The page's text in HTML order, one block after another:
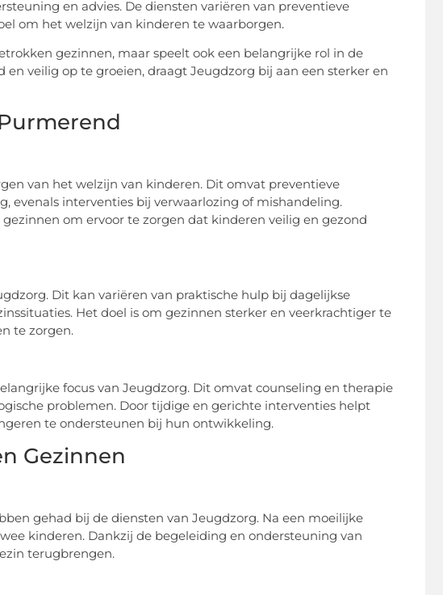
en advies. De diensten variëren van preventieve
om het welzijn van kinderen te waarborgen.
gezinnen, maar speelt ook een belangrijke rol in de
veilig op te groeien, draagt Jeugdzorg bij aan een sterker en
van het welzijn van kinderen. Dit omvat preventieve
evenals interventies bij verwaarlozing of mishandeling.
om ervoor te zorgen dat kinderen veilig en gezond
Dit kan variëren van praktische hulp bij dagelijkse
Het doel is om gezinnen sterker en veerkrachtiger te
te zorgen.
focus van Jeugdzorg. Dit omvat counseling en therapie
problemen. Door tijdige en gerichte interventies helpt
te ondersteunen bij hun ontwikkeling.
Gezinnen
gehad bij de diensten van Jeugdzorg. Na een moeilijke
kinderen. Dankzij de begeleiding en ondersteuning van
terugbrengen.